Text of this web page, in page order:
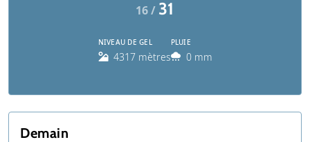
16 / 31
NIVEAU DE GEL
4317 mètres
PLUIE
0 mm
Demain